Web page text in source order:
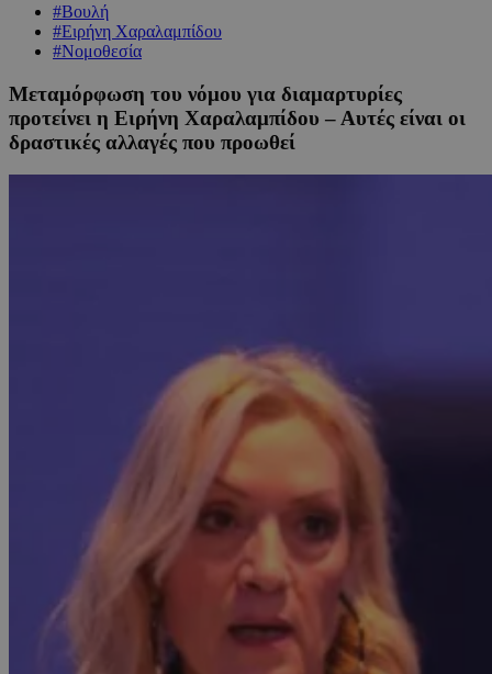
#Βουλή
#Ειρήνη Χαραλαμπίδου
#Νομοθεσία
Μεταμόρφωση του νόμου για διαμαρτυρίες
προτείνει η Ειρήνη Χαραλαμπίδου – Αυτές είναι οι
δραστικές αλλαγές που προωθεί